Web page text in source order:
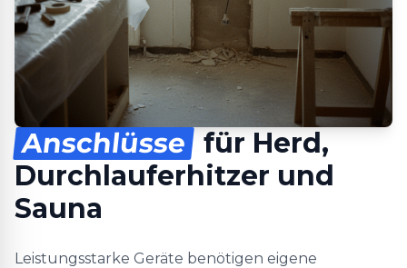
Anschlüsse für Herd,
Durchlauferhitzer und
Sauna
Leistungsstarke Geräte benötigen eigene